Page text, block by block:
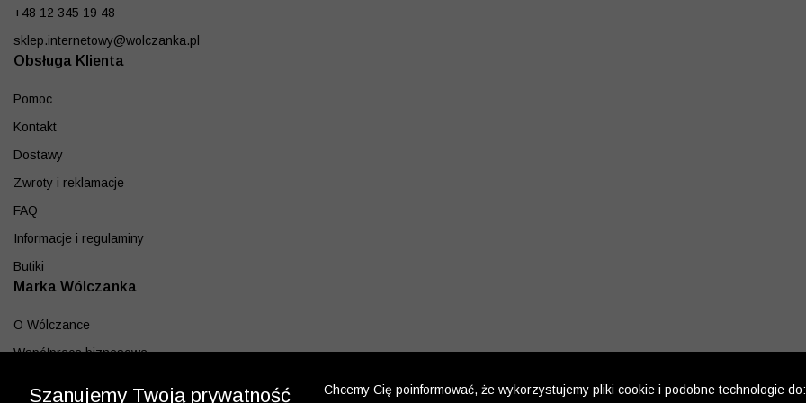
+48 12 345 19 48
sklep.internetowy@wolczanka.pl
Obsługa Klienta
Pomoc
Kontakt
Dostawy
Zwroty i reklamacje
FAQ
Informacje i regulaminy
Butiki
Marka Wólczanka
O Wólczance
Współpraca biznesowa
Szanujemy Twoją prywatność
Chcemy Cię poinformować, że wykorzystujemy pliki cookie i podobne technologie do: